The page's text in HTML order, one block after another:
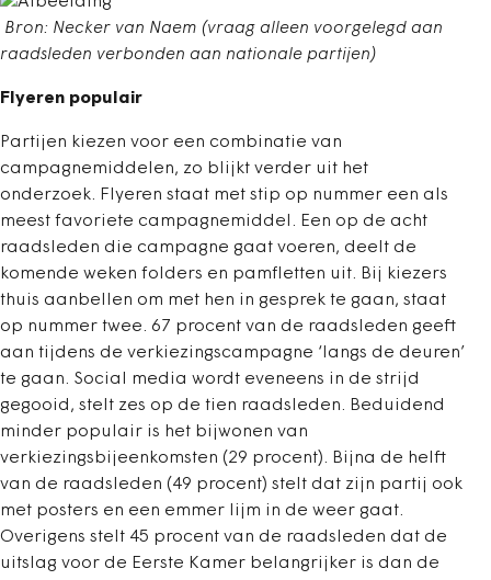
Bron: Necker van Naem (vraag alleen voorgelegd aan
raadsleden verbonden aan nationale partijen)
Flyeren populair
Partijen kiezen voor een combinatie van
campagnemiddelen, zo blijkt verder uit het
onderzoek. Flyeren staat met stip op nummer een als
meest favoriete campagnemiddel. Een op de acht
raadsleden die campagne gaat voeren, deelt de
komende weken folders en pamfletten uit. Bij kiezers
thuis aanbellen om met hen in gesprek te gaan, staat
op nummer twee. 67 procent van de raadsleden geeft
aan tijdens de verkiezingscampagne ‘langs de deuren’
te gaan. Social media wordt eveneens in de strijd
gegooid, stelt zes op de tien raadsleden. Beduidend
minder populair is het bijwonen van
verkiezingsbijeenkomsten (29 procent). Bijna de helft
van de raadsleden (49 procent) stelt dat zijn partij ook
met posters en een emmer lijm in de weer gaat.
Overigens stelt 45 procent van de raadsleden dat de
uitslag voor de Eerste Kamer belangrijker is dan de